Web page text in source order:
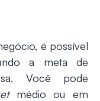
é possível
a meta de
Você pode
médio ou em